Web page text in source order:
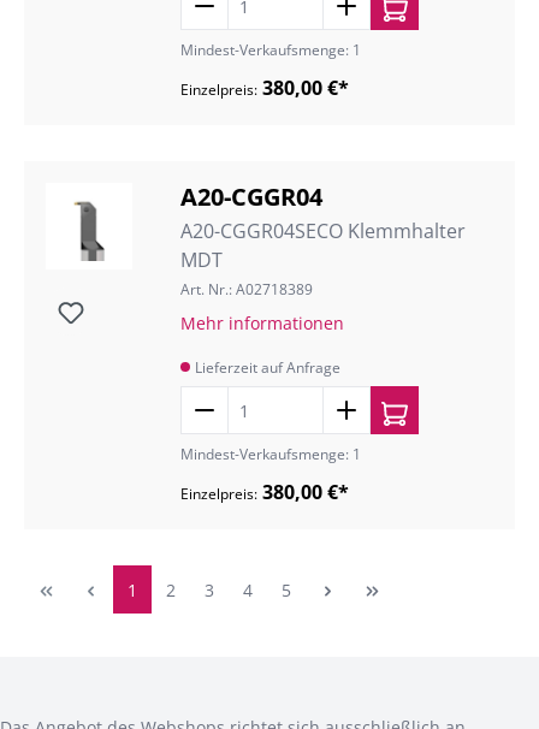
Mindest-Verkaufsmenge: 1
Einzelpreis: 380,00 €*
A20-CGGR04
A20-CGGR04SECO Klemmhalter
MDT
Art. Nr.: A02718389
Mehr informationen
Lieferzeit auf Anfrage
Mindest-Verkaufsmenge: 1
Einzelpreis: 380,00 €*
1 2 3 4 5